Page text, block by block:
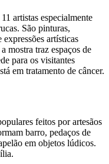
artistas especialmente
São pinturas,
artísticas
mostra traz espaços de
para os visitantes
em tratamento de câncer.
feitos por artesãos
barro, pedaços de
em objetos lúdicos.